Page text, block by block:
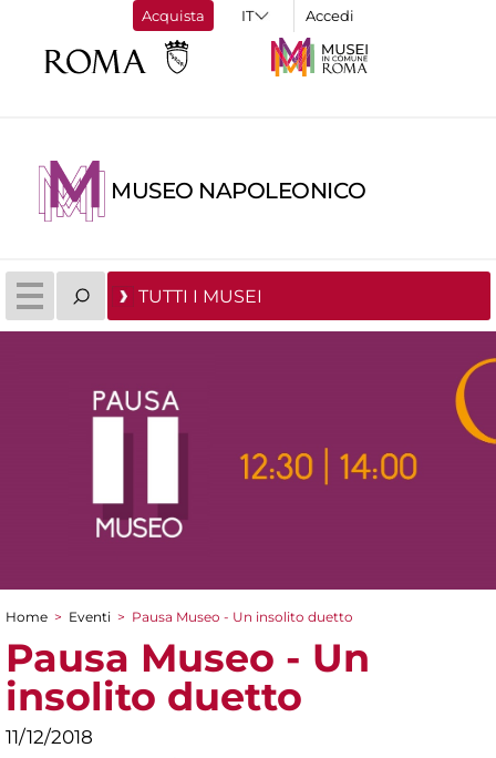
Acquista Accedi
MUSEO NAPOLEONICO
TUTTI I MUSEI
Tu sei qui
Home > Eventi > Pausa Museo - Un insolito duetto
Pausa Museo - Un
insolito duetto
11/12/2018